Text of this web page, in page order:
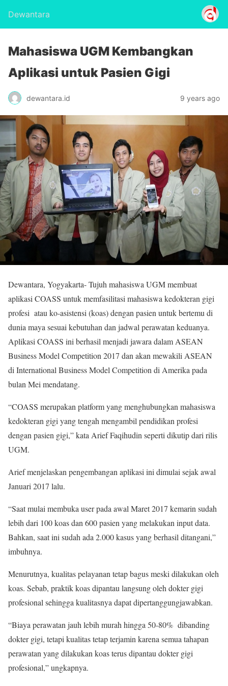
Dewantara
Mahasiswa UGM Kembangkan
Aplikasi untuk Pasien Gigi
dewantara.id 9 years ago
Dewantara, Yogyakarta- Tujuh mahasiswa UGM membuat
aplikasi COASS untuk memfasilitasi mahasiswa kedokteran gigi
profesi atau ko-asistensi (koas) dengan pasien untuk bertemu di
dunia maya sesuai kebutuhan dan jadwal perawatan keduanya.
Aplikasi COASS ini berhasil menjadi jawara dalam ASEAN
Business Model Competition 2017 dan akan mewakili ASEAN
di International Business Model Competition di Amerika pada
bulan Mei mendatang.
“COASS merupakan platform yang menghubungkan mahasiswa
kedokteran gigi yang tengah mengambil pendidikan profesi
dengan pasien gigi,” kata Arief Faqihudin seperti dikutip dari rilis
UGM.
Arief menjelaskan pengembangan aplikasi ini dimulai sejak awal
Januari 2017 lalu.
“Saat mulai membuka user pada awal Maret 2017 kemarin sudah
lebih dari 100 koas dan 600 pasien yang melakukan input data.
Bahkan, saat ini sudah ada 2.000 kasus yang berhasil ditangani,”
imbuhnya.
Menurutnya, kualitas pelayanan tetap bagus meski dilakukan oleh
koas. Sebab, praktik koas dipantau langsung oleh dokter gigi
profesional sehingga kualitasnya dapat dipertanggungjawabkan.
“Biaya perawatan jauh lebih murah hingga 50-80% dibanding
dokter gigi, tetapi kualitas tetap terjamin karena semua tahapan
perawatan yang dilakukan koas terus dipantau dokter gigi
profesional,” ungkapnya.